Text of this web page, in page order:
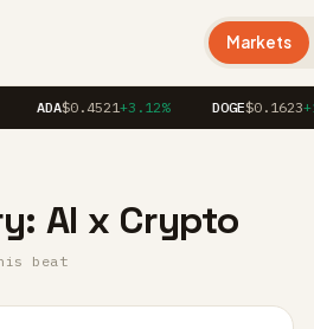
Markets
ADA$0.4521+3.12% DOGE$0.1623
AI x Crypto
beat